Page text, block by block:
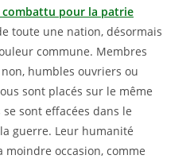
combattu pour la patrie
toute une nation, désormais
commune. Membres
humbles ouvriers ou
sont placés sur le même
sont effacées dans le
guerre. Leur humanité
moindre occasion, comme